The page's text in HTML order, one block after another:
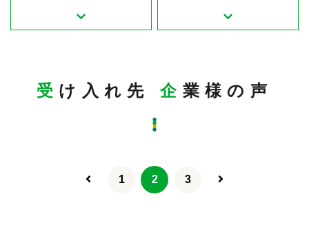
受 け入れ先企 業様の声
1 2 3